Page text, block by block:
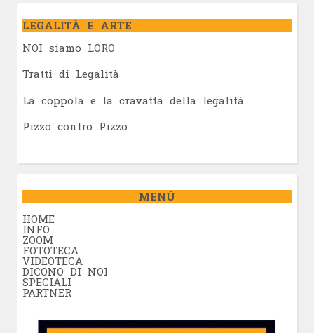
LEGALITÀ E ARTE
NOI siamo LORO
Tratti di Legalità
La coppola e la cravatta della legalità
Pizzo contro Pizzo
MENÚ
HOME
INFO
ZOOM
FOTOTECA
VIDEOTECA
DICONO DI NOI
SPECIALI
PARTNER